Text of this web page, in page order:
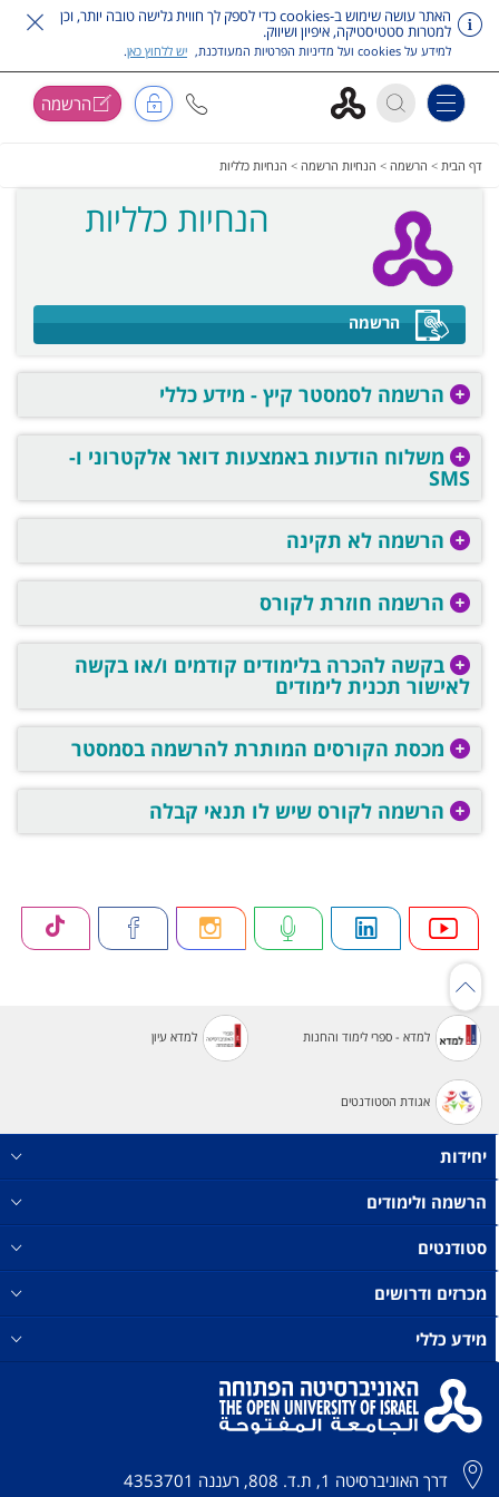
האתר עושה שימוש ב-cookies כדי לספק לך חווית גלישה טובה יותר, וכן
למטרות סטטיסטיקה, איפיון ושיווק.
למידע על cookies ועל מדיניות הפרטיות המעודכנת, יש ללחוץ כאן.
Toggle navigation הרשמה
דף הבית > הרשמה > הנחיות הרשמה > הנחיות כלליות
הנחיות כלליות
הרשמה
הרשמה לסמסטר קיץ - מידע כללי
משלוח הודעות באמצעות דואר אלקטרוני ו-
SMS
הרשמה לא תקינה
הרשמה חוזרת לקורס
בקשה להכרה בלימודים קודמים ו/או בקשה
לאישור תכנית לימודים
מכסת הקורסים המותרת להרשמה בסמסטר
הרשמה לקורס שיש לו תנאי קבלה
למדא - ספרי לימוד והחנות למדא עיון
אגודת הסטודנטים
יחידות
הרשמה ולימודים
סטודנטים
מכרזים ודרושים
מידע כללי
דרך האוניברסיטה 1, ת.ד. 808, רעננה 4353701